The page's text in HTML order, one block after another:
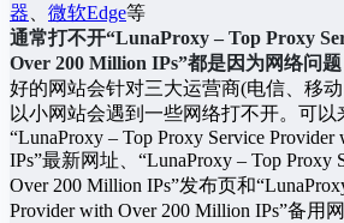
器
微软Edge等
通常打不开“LunaProxy – Top Proxy
Over 200 Million IPs”都是因为网络问题
好的网站会针对三大运营商(电信、移
以小网站会遇到一些网络打不开。可以
“LunaProxy – Top Proxy Service
IPs”最新网址、“LunaProxy – Top Proxy
Over 200 Million IPs”发布页和
Provider with Over 200 Million IPs”备用